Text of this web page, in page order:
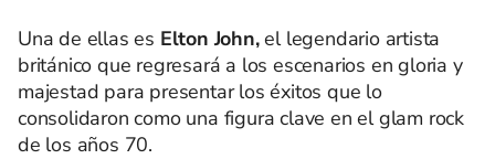
Una de ellas es Elton John,el legendario artista
británico que regresará a los escenarios en gloria y
majestad para presentar los éxitos que lo
consolidaron como una figura clave en el glam rock
de los años 70.